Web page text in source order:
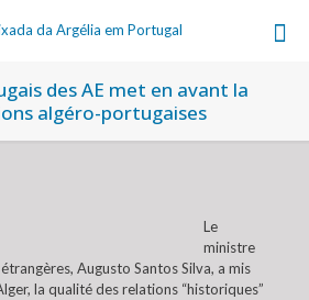
des AE met en avant la
algéro-portugaises
Le
ministre
Augusto Santos Silva, a mis
la qualité des relations “historiques”